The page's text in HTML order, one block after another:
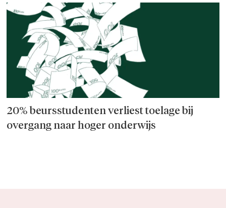
20% beursstudenten verliest toelage bij
overgang naar hoger onderwijs